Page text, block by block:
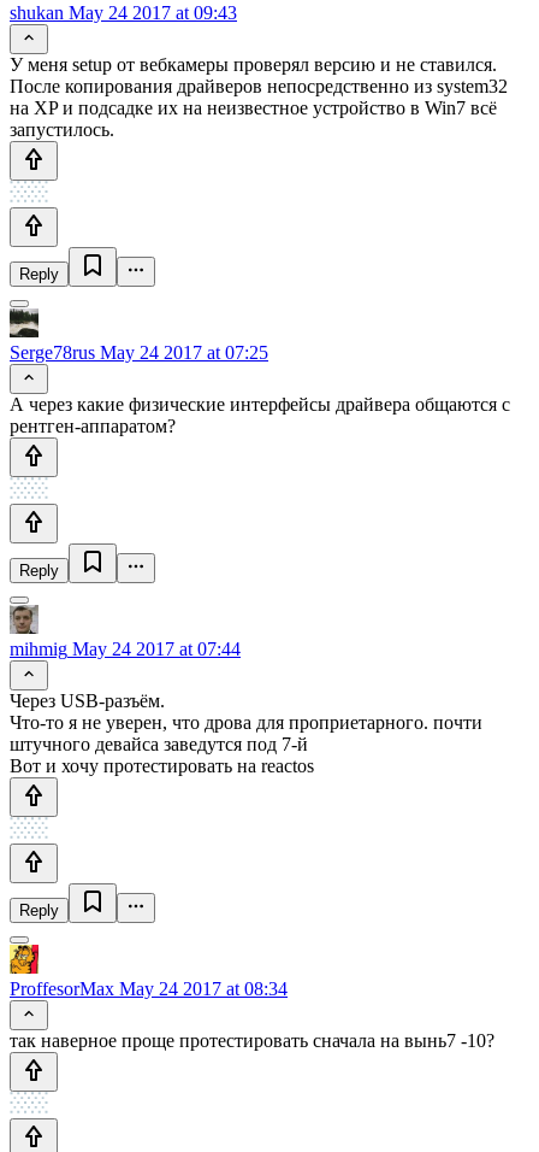
shukan May 24 2017 at 09:43
У меня setup от вебкамеры проверял версию и не ставился.
После копирования драйверов непосредственно из system32
на XP и подсадке их на неизвестное устройство в Win7 всё
запустилось.
Reply
Serge78rus May 24 2017 at 07:25
А через какие физические интерфейсы драйвера общаются с
рентген-аппаратом?
Reply
mihmig May 24 2017 at 07:44
Через USB-разъём.
Что-то я не уверен, что дрова для проприетарного. почти
штучного девайса заведутся под 7-й
Вот и хочу протестировать на reactos
Reply
ProffesorMax May 24 2017 at 08:34
так наверное проще протестировать сначала на вынь7 -10?